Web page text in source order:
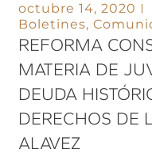
octubre 14, 2020
Boletines,
REFORMA
MATERIA DE
DEUDA
DERECHOS DE
ALAVEZ